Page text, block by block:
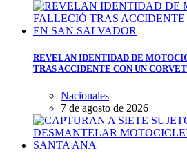
REVELAN IDENTIDAD DE
TRAS ACCIDENTE CON UN
Nacionales
7 de agosto de 2026